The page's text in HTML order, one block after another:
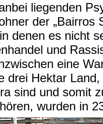
liegenden
der „Bairros
denen es nicht
und
eine
drei Hektar
sind und somit
wurden in